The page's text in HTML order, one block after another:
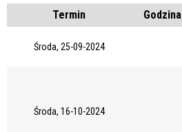
Kategoria
Termin Godzina
Środa, 25-09-2024
Środa, 16-10-2024